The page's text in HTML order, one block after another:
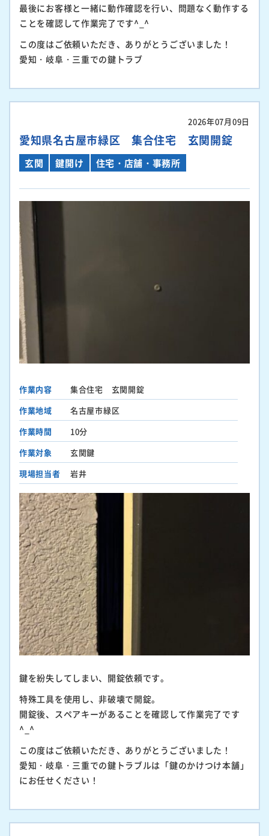
最後にお客様と一緒に動作確認を行い、問題なく動作する
ことを確認して作業完了です^_^
この度はご依頼いただき、ありがとうございました！
愛知・岐阜・三重での鍵トラブ
2026年07月09日
愛知県名古屋市緑区 集合住宅 玄関開錠
玄関 鍵開け 住宅・店舗・事務所
作業内容
集合住宅 玄関開錠
作業地域
名古屋市緑区
作業時間
10分
作業対象
玄関鍵
現場担当者
岩井
鍵を紛失してしまい、開錠依頼です。
特殊工具を使用し、非破壊で開錠。
開錠後、スペアキーがあることを確認して作業完了です
^_^
この度はご依頼いただき、ありがとうございました！
愛知・岐阜・三重での鍵トラブルは「鍵のかけつけ本舗」
にお任せください！